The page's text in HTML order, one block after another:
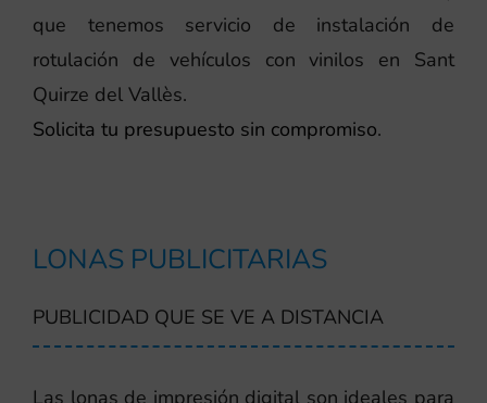
que tenemos servicio de instalación de
rotulación de vehículos con vinilos en Sant
Quirze del Vallès.
Solicita tu presupuesto sin compromiso.
LONAS PUBLICITARIAS
PUBLICIDAD QUE SE VE A DISTANCIA